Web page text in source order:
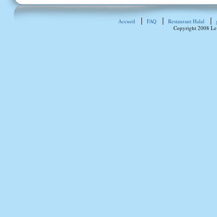
Accueil FAQ Restaurant Halal
Copyright 2008